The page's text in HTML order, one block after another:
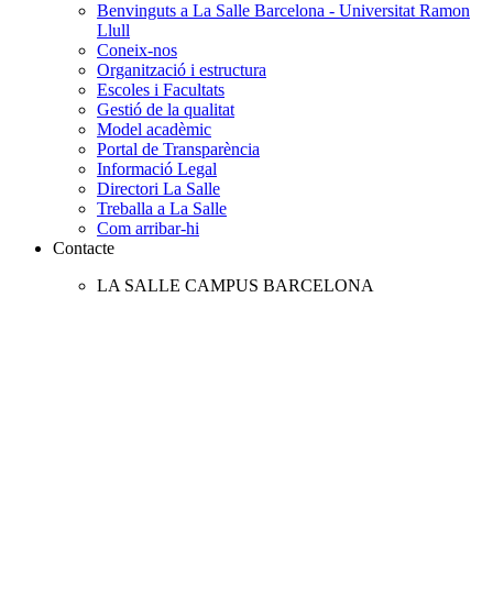
Benvinguts a La Salle Barcelona - Universitat Ramon
Llull
Coneix-nos
Organització i estructura
Escoles i Facultats
Gestió de la qualitat
Model acadèmic
Portal de Transparència
Informació Legal
Directori La Salle
Treballa a La Salle
Com arribar-hi
Contacte
LA SALLE CAMPUS BARCELONA